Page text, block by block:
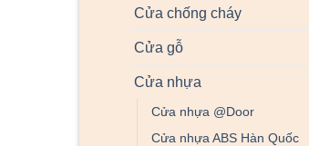
Cửa chống cháy
Cửa gỗ
Cửa nhựa
Cửa nhựa @Door
Cửa nhựa ABS Hàn Quốc